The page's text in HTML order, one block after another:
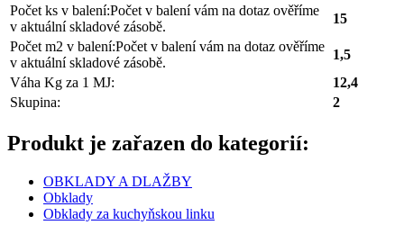
Počet ks v balení:Počet v balení vám na dotaz ověříme
v aktuální skladové zásobě.
15
Počet m2 v balení:Počet v balení vám na dotaz ověříme
v aktuální skladové zásobě.
1,5
Váha Kg za 1 MJ:
12,4
Skupina:
2
Produkt je zařazen do kategorií:
OBKLADY A DLAŽBY
Obklady
Obklady za kuchyňskou linku